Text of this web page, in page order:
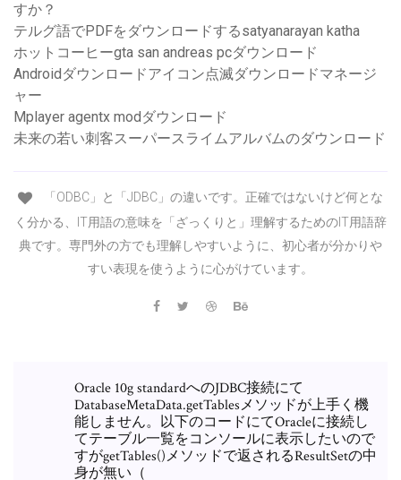
すか？
テルグ語でPDFをダウンロードするsatyanarayan katha
ホットコーヒーgta san andreas pcダウンロード
Androidダウンロードアイコン点滅ダウンロードマネージ
ャー
Mplayer agentx modダウンロード
未来の若い刺客スーパースライムアルバムのダウンロード
「ODBC」と「JDBC」の違いです。正確ではないけど何とな
く分かる、IT用語の意味を「ざっくりと」理解するためのIT用語辞
典です。専門外の方でも理解しやすいように、初心者が分かりや
すい表現を使うように心がけています。
Oracle 10g standardへのJDBC接続にて
DatabaseMetaData.getTablesメソッドが上手く機
能しません。以下のコードにてOracleに接続し
てテーブル一覧をコンソールに表示したいので
すがgetTables()メソッドで返されるResultSetの中
身が無い（